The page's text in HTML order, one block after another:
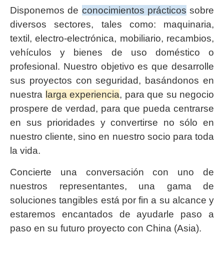
Disponemos de conocimientos prácticos sobre
diversos sectores, tales como: maquinaria,
textil, electro-electrónica, mobiliario, recambios,
vehículos y bienes de uso doméstico o
profesional. Nuestro objetivo es que desarrolle
sus proyectos con seguridad, basándonos en
nuestra larga experiencia, para que su negocio
prospere de verdad, para que pueda centrarse
en sus prioridades y convertirse no sólo en
nuestro cliente, sino en nuestro socio para toda
la vida.
Concierte una conversación con uno de
nuestros representantes, una gama de
soluciones tangibles está por fin a su alcance y
estaremos encantados de ayudarle paso a
paso en su futuro proyecto con China (Asia).